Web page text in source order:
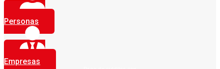
Personas
Empresas